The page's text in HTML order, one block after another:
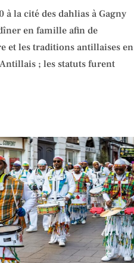
à la cité des dahlias à Gagny
en famille afin de
et les traditions antillaises en
; les statuts furent